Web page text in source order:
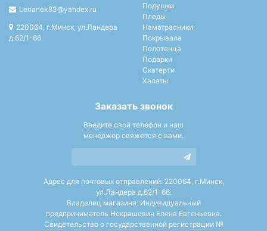
Lenanek83@yandex.ru
220064, г.Минск, ул.Ландера
д.62/1-66.
Подушки
Пледы
Наматрасники
Покрывала
Полотенца
Подарки
Скатерти
Халаты
Заказать звонок
Введите свой телефон и наш
менеджер свяжется с вами.
Адрес для почтовых отправлений: 220064, г.Минск,
ул.Ландера д.62/1-66.
Владелец магазина: Индивидуальный
предприниматель Некрашевич Елена Евгеньевна.
Свидетельство о государственной регистрации №